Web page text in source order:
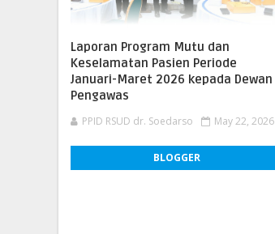
Laporan Program Mutu dan
Keselamatan Pasien Periode
Januari-Maret 2026 kepada Dewan
Pengawas
PPID RSUD dr. Soedarso May 22, 2026
BLOGGER